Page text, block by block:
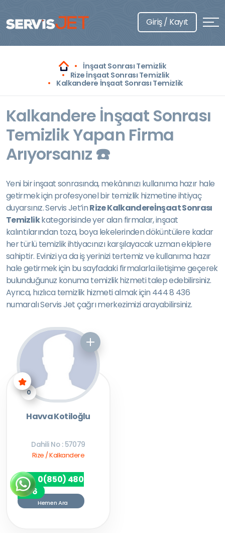
Giriş / Kayıt
İnşaat Sonrası Temizlik
Rize İnşaat Sonrası Temizlik
Kalkandere İnşaat Sonrası Temizlik
Kalkandere İnşaat Sonrası
Temizlik Yapan Firma
Arıyorsanız ☎️
Yeni bir inşaat sonrasında, mekânınızı kullanıma hazır hale
getirmek için profesyonel bir temizlik hizmetine ihtiyaç
duyarsınız. Servis Jet’inRize Kalkandereİnşaat Sonrası
Temizlikkategorisinde yer alan firmalar, inşaat
kalıntılarından toza, boya lekelerinden döküntülere kadar
her türlü temizlik ihtiyacınızı karşılayacak uzman ekiplere
sahiptir. Evinizi ya da iş yerinizi tertemiz ve kullanıma hazır
hale getirmek için bu sayfadaki firmalarla iletişime geçerek
bulunduğunuz konuma temizlik hizmeti talep edebilirsiniz.
Ayrıca, hızlıca temizlik hizmeti almak için 444 8 436
numaralı Servis Jet çağrı merkezimizi arayabilirsiniz.
0
Havva Kotiloğlu
Dahili No : 57079
Rize / Kalkandere
0(850) 480
7256
Hemen Ara